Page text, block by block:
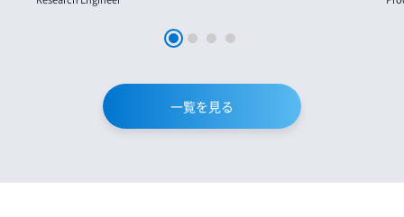
一覧を見る